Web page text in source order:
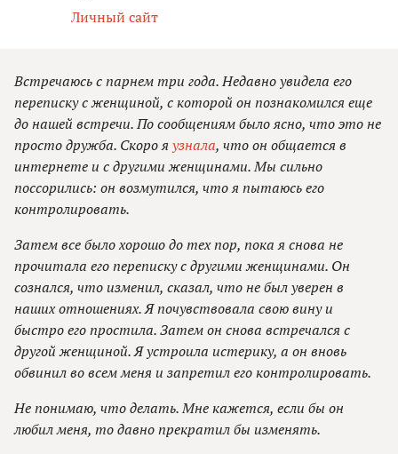
Личный сайт
Встречаюсь с парнем три года. Недавно увидела его
переписку с женщиной, с которой он познакомился еще
до нашей встречи. По сообщениям было ясно, что это не
просто дружба. Скоро я узнала, что он общается в
интернете и с другими женщинами. Мы сильно
поссорились: он возмутился, что я пытаюсь его
контролировать.
Затем все было хорошо до тех пор, пока я снова не
прочитала его переписку с другими женщинами. Он
сознался, что изменил, сказал, что не был уверен в
наших отношениях. Я почувствовала свою вину и
быстро его простила. Затем он снова встречался с
другой женщиной. Я устроила истерику, а он вновь
обвинил во всем меня и запретил его контролировать.
Не понимаю, что делать. Мне кажется, если бы он
любил меня, то давно прекратил бы изменять.